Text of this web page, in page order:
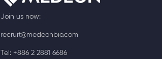
Join us now:
recruit@medeonbio.com
Tel: +886 2 2881 6686